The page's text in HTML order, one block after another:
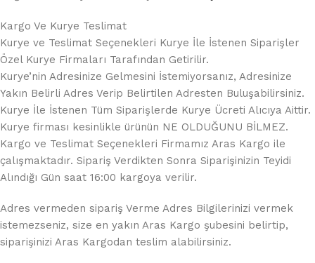
Kargo Ve Kurye Teslimat
Kurye ve Teslimat Seçenekleri Kurye İle İstenen Siparişler
Özel Kurye Firmaları Tarafından Getirilir.
Kurye’nin Adresinize Gelmesini İstemiyorsanız, Adresinize
Yakın Belirli Adres Verip Belirtilen Adresten Buluşabilirsiniz.
Kurye İle İstenen Tüm Siparişlerde Kurye Ücreti Alıcıya Aittir.
Kurye firması kesinlikle ürünün NE OLDUĞUNU BİLMEZ.
Kargo ve Teslimat Seçenekleri Firmamız Aras Kargo ile
çalışmaktadır. Sipariş Verdikten Sonra Siparişinizin Teyidi
Alındığı Gün saat 16:00 kargoya verilir.
Adres vermeden sipariş Verme Adres Bilgilerinizi vermek
istemezseniz, size en yakın Aras Kargo şubesini belirtip,
siparişinizi Aras Kargodan teslim alabilirsiniz.